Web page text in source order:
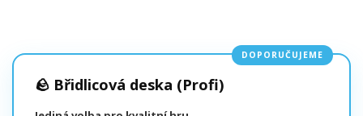
DOPORUČUJEME
🪨 Břidlicová deska (Profi)